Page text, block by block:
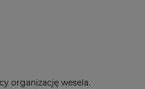
organizację wesela.